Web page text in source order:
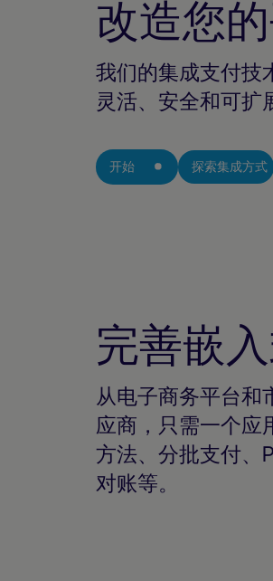
改造您
我们的集成支付技
灵活、安全和可扩
开始 探索集成方式
完善嵌
从电子商务平台和
应商，只需一个应
方法、分批支付、
对账等。